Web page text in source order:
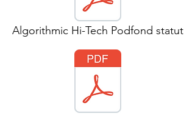
Algorithmic Hi-Tech Podfond statut